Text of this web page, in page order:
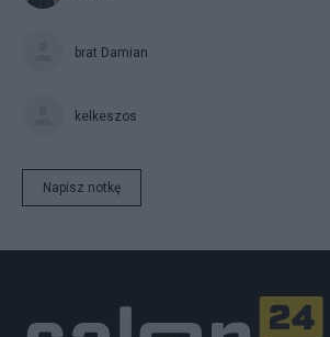
brat Damian
kelkeszos
Napisz notkę